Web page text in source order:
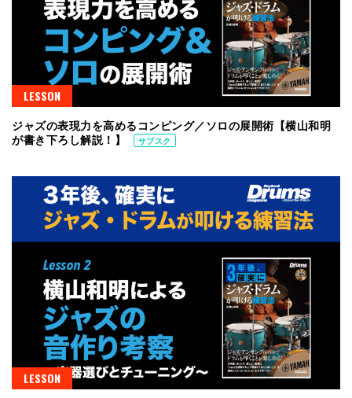
LESSON
ジャズの表現力を高めるコンピング／ソロの展開術【横山和明
が書き下ろし解説！】
サブスク
LESSON